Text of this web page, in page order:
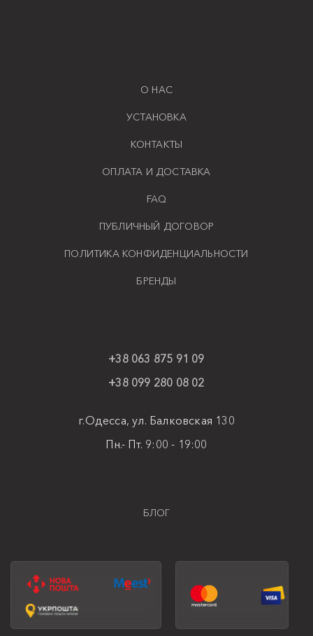
О НАС
УСТАНОВКА
КОНТАКТЫ
ОПЛАТА И ДОСТАВКА
FAQ
ПУБЛИЧНЫЙ ДОГОВОР
ПОЛИТИКА КОНФИДЕНЦИАЛЬНОСТИ
БРЕНДЫ
+38 063 875 91 09
+38 099 280 08 02
г.Одесса, ул. Балковская 130
Пн.- Пт. 9:00 - 19:00
БЛОГ